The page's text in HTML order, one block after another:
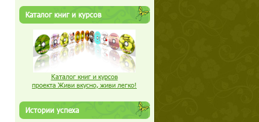
Каталог книг и курсов
Каталог книг и курсов
проекта Живи вкусно, живи легко!
Истории успеха